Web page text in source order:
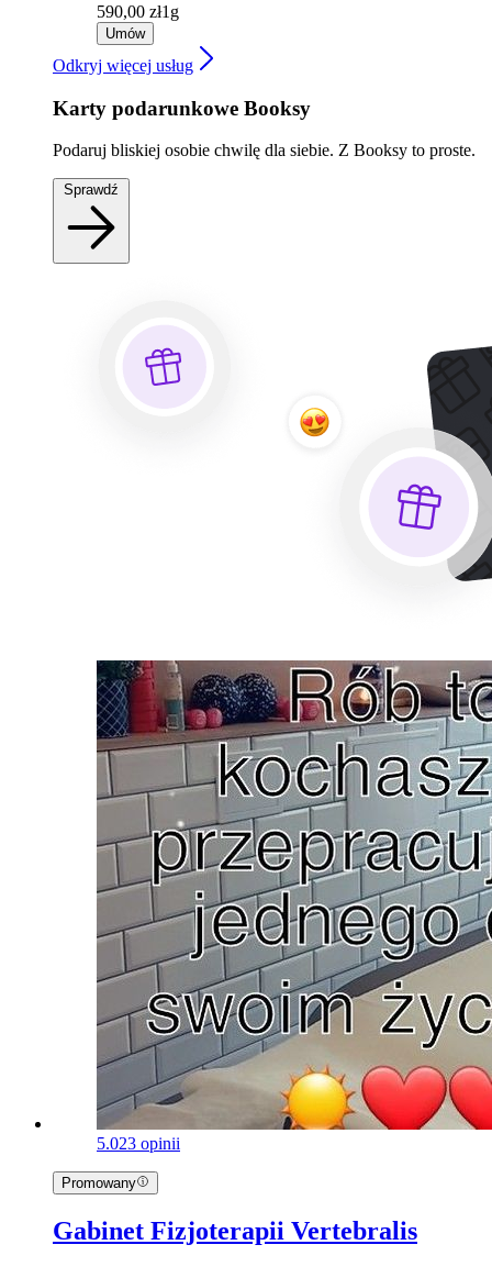
590,00 zł1g
Umów
Odkryj więcej usług
Karty podarunkowe Booksy
Podaruj bliskiej osobie chwilę dla siebie. Z Booksy to proste.
5.023 opinii
Promowany
Gabinet Fizjoterapii Vertebralis